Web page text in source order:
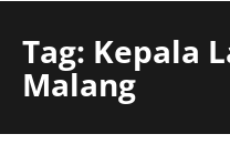
Tag: Kepala
Malang